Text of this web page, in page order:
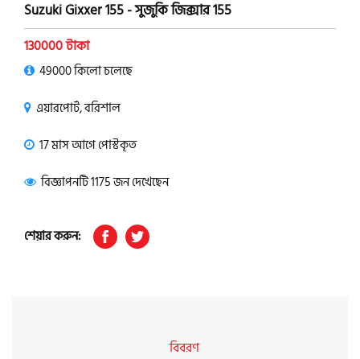
Suzuki Gixxer 155 - সুজুকি জিক্সার 155
130000 টাকা
49000 কিলো চলেছে
এয়ারপোর্ট, বরিশাল
17 মাস আগে পোস্টকৃত
বিজ্ঞাপনটি 1175 জন দেখেছেন
শেয়ার করুন:
বিবরণ